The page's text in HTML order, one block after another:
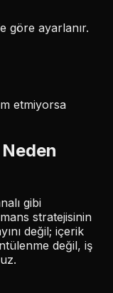
göre ayarlanır.
etmiyorsa
gibi
stratejisinin
değil; içerik
değil, iş